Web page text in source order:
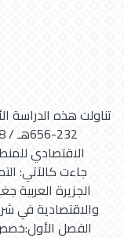
تناولت هذه الدراسة
الاقتصادي
جاءت كالآتي:
الجزيرة العربية
والاقتصادية في
الفصل